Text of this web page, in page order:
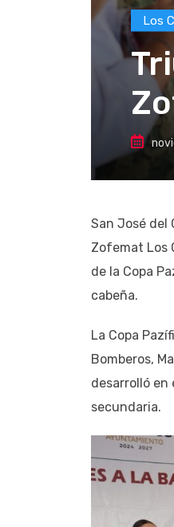
Los
San José del
Zofemat Los
de la Copa
cabeña.
La Copa
Bomberos,
desarrolló
secundaria.